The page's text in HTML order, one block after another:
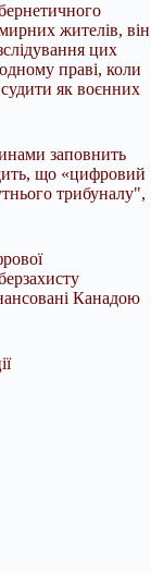
жителів, він
цих
праві, коли
судити як воєнних
заповнить
що «цифровий
трибуналу",
Канадою